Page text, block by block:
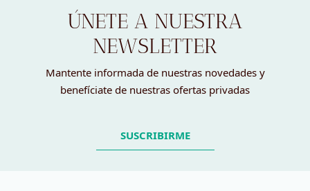
ÚNETE A NUESTRA
NEWSLETTER
Mantente informada de nuestras novedades y
benefíciate de nuestras ofertas privadas
SUSCRIBIRME